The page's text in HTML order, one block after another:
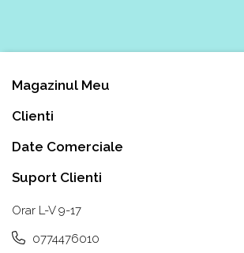
Magazinul Meu
Clienti
Date Comerciale
Suport Clienti
Orar L-V 9-17
0774476010